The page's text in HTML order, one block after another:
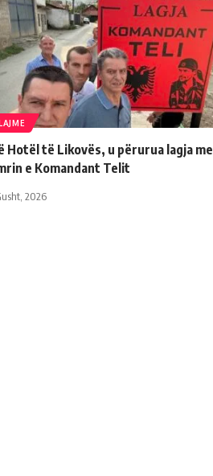
Hotël të Likovës, u përurua lagja me
e Komandant Telit
2026